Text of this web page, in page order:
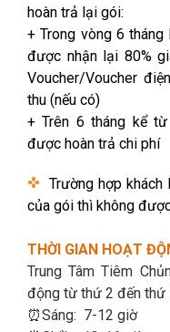
hoàn trả lại gói:
+ Trong vòng 6
được nhận lại 80%
Voucher/Voucher
thu (nếu có)
+ Trên 6 tháng kể từ
được hoàn trả chi phí
Trường hợp
của gói thì không
THỜI GIAN HOẠT
Trung Tâm Tiêm
động từ thứ 2 đến thứ
⏰Sáng: 7-12 giờ